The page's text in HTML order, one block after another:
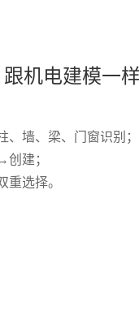
机电建模一
、墙、梁、门窗识别；
建；
重选择。